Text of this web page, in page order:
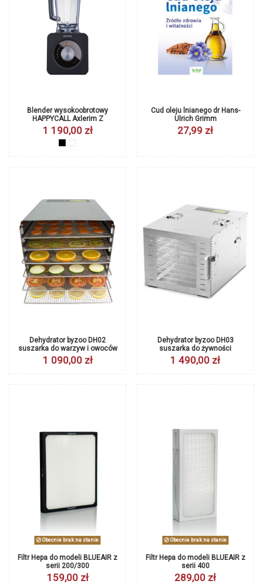
Blender wysokoobrotowy
HAPPYCALL Axlerim Z
1 190,00 zł
czarny
biały
Cud oleju lnianego dr Hans-
Ulrich Grimm
27,99 zł
Dehydrator byzoo DH02
suszarka do warzyw i owoców
1 090,00 zł
Dehydrator byzoo DH03
suszarka do żywności
1 490,00 zł
Obecnie brak na stanie
Filtr Hepa do modeli BLUEAIR z
serii 200/300
159,00 zł
Obecnie brak na stanie
Filtr Hepa do modeli BLUEAIR z
serii 400
289,00 zł